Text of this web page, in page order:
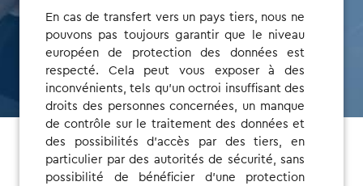
INSCRIVEZ-VOUS EN TANT QUE GESTIONNAIRE
Conducteurs de parc
En cas de transfert vers un pays tiers, nous ne
pouvons pas toujours garantir que le niveau
européen de protection des données est
respecté. Cela peut vous exposer à des
inconvénients, tels qu'un octroi insuffisant des
droits des personnes concernées, un manque
de contrôle sur le traitement des données et
des possibilités d'accès par des tiers, en
particulier par des autorités de sécurité, sans
possibilité de bénéficier d'une protection